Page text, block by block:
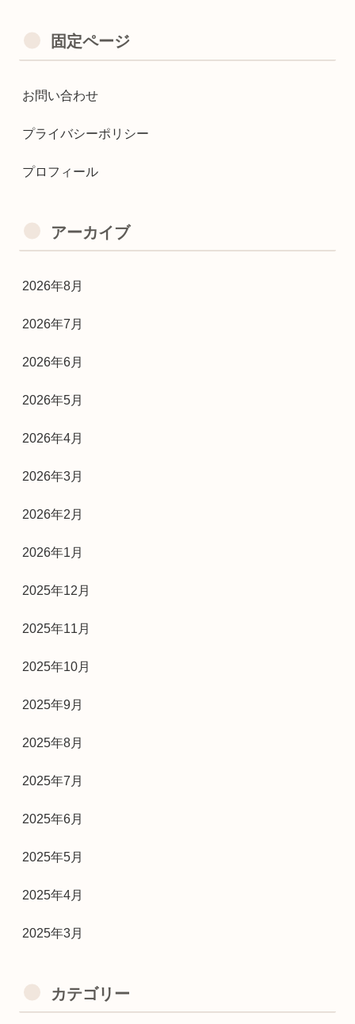
固定ページ
お問い合わせ
プライバシーポリシー
プロフィール
アーカイブ
2026年8月
2026年7月
2026年6月
2026年5月
2026年4月
2026年3月
2026年2月
2026年1月
2025年12月
2025年11月
2025年10月
2025年9月
2025年8月
2025年7月
2025年6月
2025年5月
2025年4月
2025年3月
カテゴリー